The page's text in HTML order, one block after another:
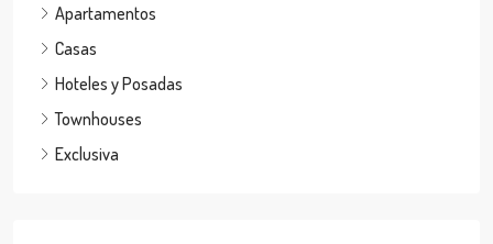
Apartamentos
Casas
Hoteles y Posadas
Townhouses
Exclusiva